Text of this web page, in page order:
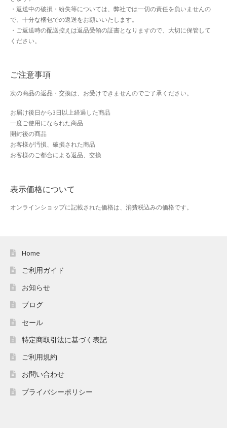
・返送中の破損・紛失等については、弊社では一切の責任を負いませんの
で、十分な梱包での返送をお願いいたします。
・ご返送時の配送控えは返品受領の証書となりますので、大切に保管して
ください。
ご注意事項
次の商品の返品・交換は、お受けできませんのでご了承ください。
お届け後日から3日以上経過した商品
一度ご使用になられた商品
開封後の商品
お客様が汚損、破損された商品
お客様のご都合による返品、交換
表示価格について
オンラインショップに記載された価格は、消費税込みの価格です。
Home
ご利用ガイド
お知らせ
ブログ
セール
特定商取引法に基づく表記
ご利用規約
お問い合わせ
プライバシーポリシー